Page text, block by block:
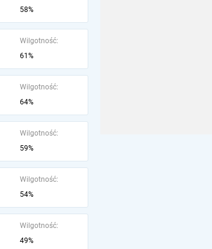
58%
Wilgotność:
61%
Wilgotność:
64%
Wilgotność:
59%
Wilgotność:
54%
Wilgotność:
49%